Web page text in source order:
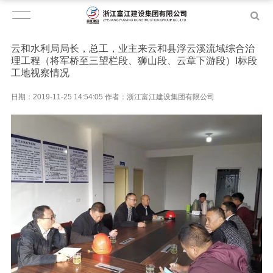
云和水利局局长，总工，业主来云和县浮云溪流域综合治
理工程（将军桥至三望栏段、狮山段、云章下游段）I标段
工地视察情况
日期：2019-11-25 14:54:05 作者：浙江富江建设集团有限公司